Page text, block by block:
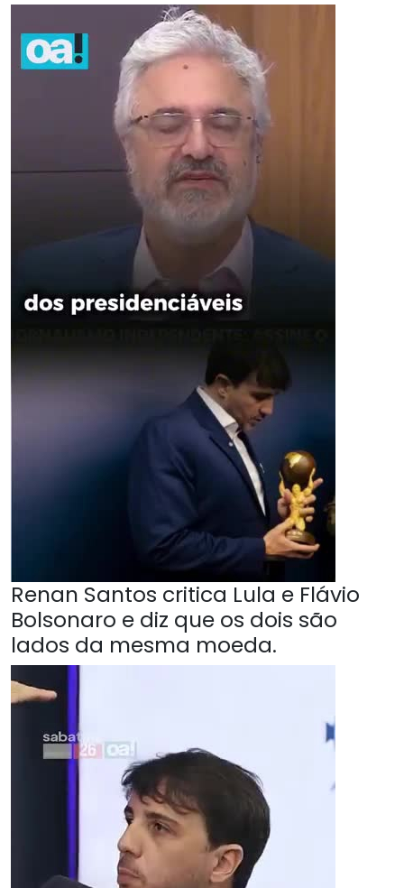
Renan Santos critica Lula e Flávio
Bolsonaro e diz que os dois são
lados da mesma moeda.